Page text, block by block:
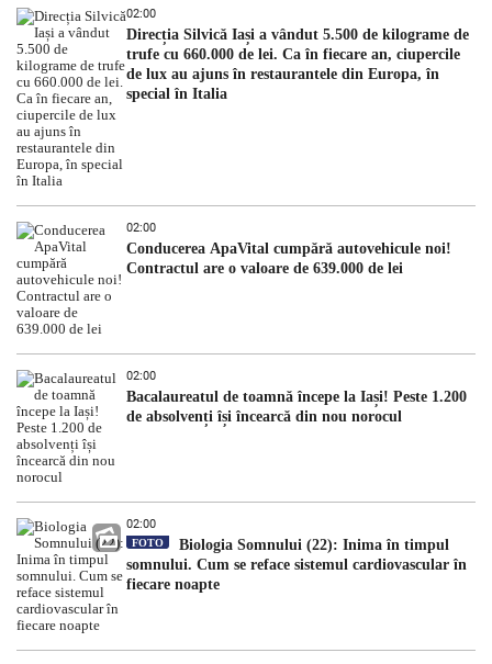
02:00
Direcția Silvică Iași a vândut 5.500 de kilograme de
trufe cu 660.000 de lei. Ca în fiecare an, ciupercile
de lux au ajuns în restaurantele din Europa, în
special în Italia
02:00
Conducerea ApaVital cumpără autovehicule noi!
Contractul are o valoare de 639.000 de lei
02:00
Bacalaureatul de toamnă începe la Iași! Peste 1.200
de absolvenți își încearcă din nou norocul
02:00
FOTO
Biologia Somnului (22): Inima în timpul
somnului. Cum se reface sistemul cardiovascular în
fiecare noapte